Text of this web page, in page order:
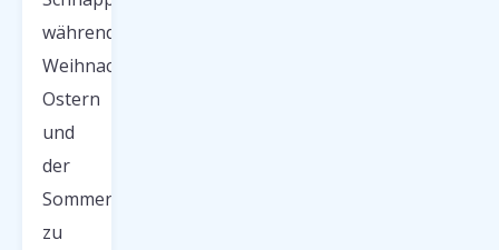
während
Weihnachten,
Ostern
und
der
Sommer
zu